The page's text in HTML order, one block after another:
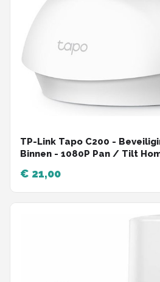
TP-Link Tapo C200 -
Binnen - 1080P Pan / Tilt
€ 21,00